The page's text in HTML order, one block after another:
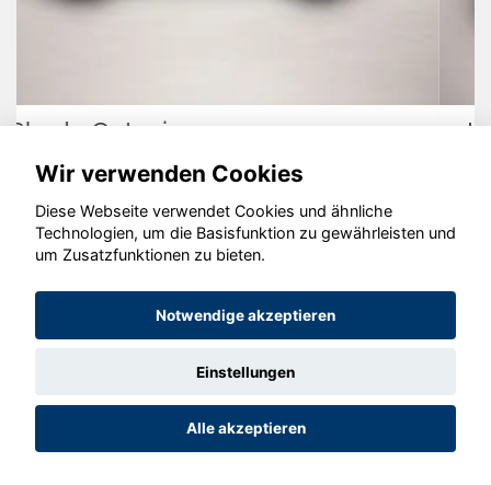
Hyundai TUCSON
© konjunkturmotor.de GmbH 2020 - 2026
Wir verwenden Cookies
Diese Webseite verwendet Cookies und ähnliche
Technologien, um die Basisfunktion zu gewährleisten und
um Zusatzfunktionen zu bieten.
Notwendige akzeptieren
Einstellungen
Alle akzeptieren